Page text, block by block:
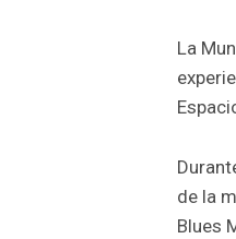
La
de la
Blues